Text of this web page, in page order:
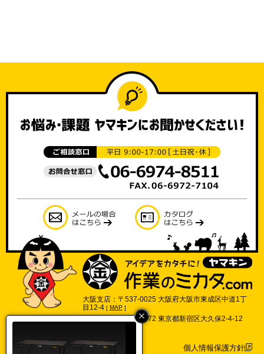
大阪支店：〒537-0025 大阪府大阪市東成区中道1丁
目12-4 [ MAP]
東京支店：〒169-0072 東京都新宿区大久保2-4-12
個人情報保護方針